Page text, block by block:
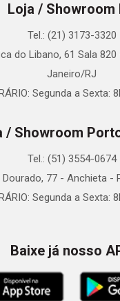
Loja / Showroom
Tel.: (21) 3173-3320
do Libano, 61 Sala
Janeiro/RJ
Segunda a Sexta:
/ Showroom
Tel.: (51) 3554-0674
Dourado, 77 - Anchieta -
Segunda a Sexta:
Baixe já nosso